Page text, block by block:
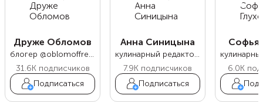
Друже Обломов
блогер @oblomoffrecipe
31.6Kподписчиков
Подписаться
Анна Синицына
кулинарный редактор Food.ru
7.9K подписчиков
Подписаться
Софья
6.0K